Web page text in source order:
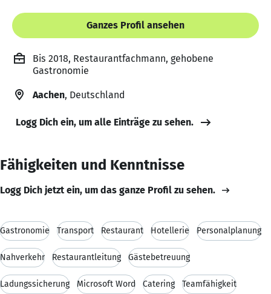
Ganzes Profil ansehen
Bis 2018, Restaurantfachmann, gehobene
Gastronomie
Aachen, Deutschland
Logg Dich ein, um alle Einträge zu sehen.
Fähigkeiten und Kenntnisse
Logg Dich jetzt ein, um das ganze Profil zu sehen.
Gastronomie Transport Restaurant Hotellerie Personalplanung
Nahverkehr Restaurantleitung Gästebetreuung
Ladungssicherung Microsoft Word Catering Teamfähigkeit